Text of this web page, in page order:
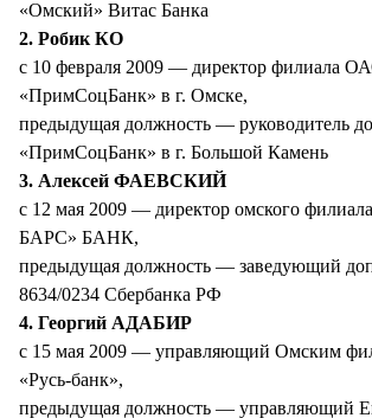
«Омский» Витас Банка
2. Робик КО
с 10 февраля 2009 — директор филиала
«ПримСоцБанк» в г. Омске,
предыдущая должность — руководитель
«ПримСоцБанк» в г. Большой Камень
3. Алексей ФАЕВСКИЙ
с 12 мая 2009 — директор омского
БАРС» БАНК,
предыдущая должность — заведующий
8634/0234 Сбербанка РФ
4. Георгий АДАБИР
с 15 мая 2009 — управляющий Омским
«Русь-банк»,
предыдущая должность — управляющий